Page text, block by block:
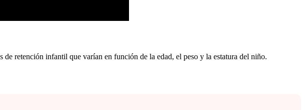
retención infantil que varían en función de la edad, el peso y la estatura del niño.